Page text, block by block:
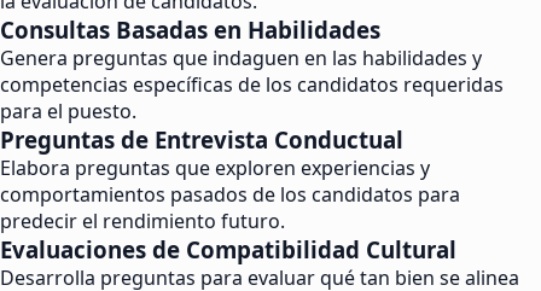
Consultas Basadas en Habilidades
Genera preguntas que indaguen en las habilidades y
competencias específicas de los candidatos requeridas
para el puesto.
Preguntas de Entrevista Conductual
Elabora preguntas que exploren experiencias y
comportamientos pasados de los candidatos para
predecir el rendimiento futuro.
Evaluaciones de Compatibilidad Cultural
Desarrolla preguntas para evaluar qué tan bien se alinea